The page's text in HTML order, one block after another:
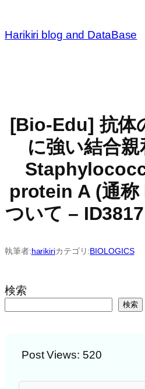
を
Harikiri blog and DataBase
[Bio-Edu] 抗体
に強い結合
protein A (通
ついて –
執筆者:harikiriカテゴリ:BIOLOGICS
検索
検索
Post Views: 520